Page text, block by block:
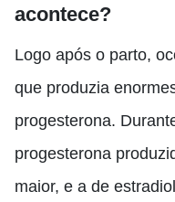
acontece?
Logo após o parto,
que produzia
progesterona.
progesterona
maior, e a de